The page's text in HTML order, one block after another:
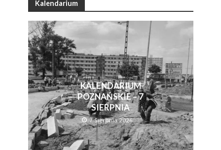
Kalendarium
KALENDARIUM
POZNAŃSKIE – 7
SIERPNIA
7 Sierpnia 2026